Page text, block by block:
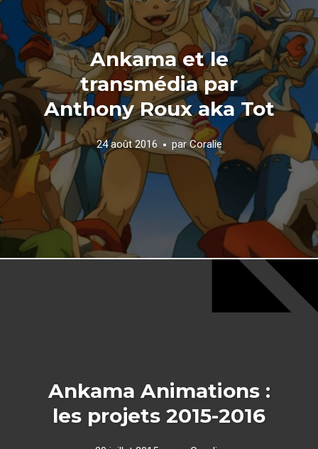
Ankama et le
transmédia par
Anthony Roux aka Tot
24 août 2016 parCoralie
Ankama Animations :
les projets 2015-2016